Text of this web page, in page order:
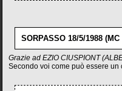
SORPASSO 18/5/1988 (MC
Grazie ad EZIO CIUSPIONT
Secondo voi come può essere